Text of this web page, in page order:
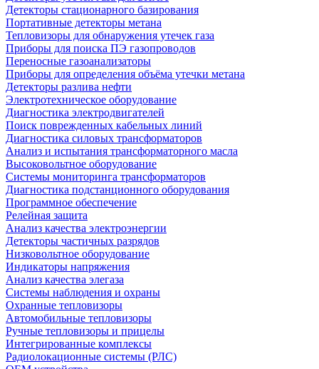
Детекторы стационарного базирования
Портативные детекторы метана
Тепловизоры для обнаружения утечек газа
Приборы для поиска ПЭ газопроводов
Переносные газоанализаторы
Приборы для определения объёма утечки метана
Детекторы разлива нефти
Электротехническое оборудование
Диагностика электродвигателей
Поиск поврежденных кабельных линий
Диагностика силовых трансформаторов
Анализ и испытания трансформаторного масла
Высоковольтное оборудование
Системы мониторинга трансформаторов
Диагностика подстанционного оборудования
Программное обеспечение
Релейная защита
Анализ качества электроэнергии
Детекторы частичных разрядов
Низковольтное оборудование
Индикаторы напряжения
Анализ качества элегаза
Системы наблюдения и охраны
Охранные тепловизоры
Автомобильные тепловизоры
Ручные тепловизоры и прицелы
Интегрированные комплексы
Радиолокационные системы (РЛС)